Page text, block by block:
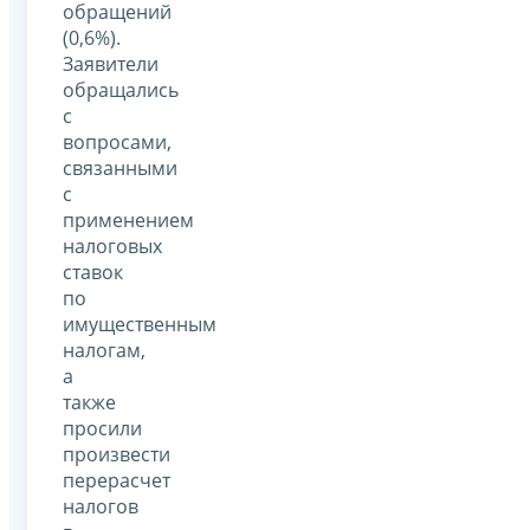
обращений
(0,6%).
Заявители
обращались
с
вопросами,
связанными
с
применением
налоговых
ставок
по
имущественным
налогам,
а
также
просили
произвести
перерасчет
налогов